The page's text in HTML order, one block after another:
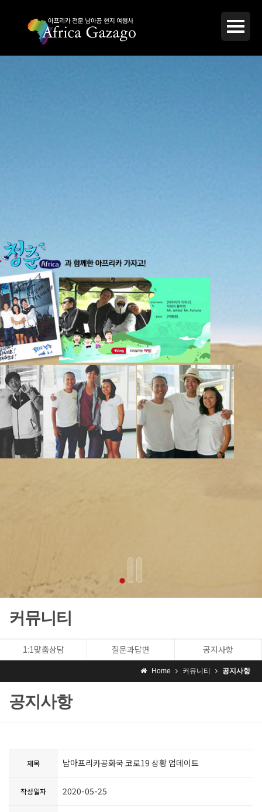
커뮤니티
1:1맞춤상담 질문과답변 공지사항
Home 커뮤니티 공지사항
공지사항
제목 남아프리카공화국 코로19 상황 업데이트
작성일자 2020-05-25